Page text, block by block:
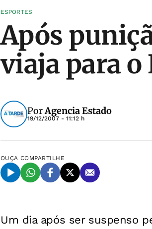
ESPORTES
Após
viaja para o
PorAgencia Estado
19/12/2007 - 11:12 h
OUÇA COMPARTILHE
Um dia após ser suspenso